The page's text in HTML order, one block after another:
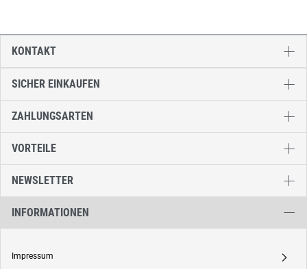
SICHER EINKAUFEN
ZAHLUNGSARTEN
VORTEILE
NEWSLETTER
INFORMATIONEN
Impressum A
KONTAKT